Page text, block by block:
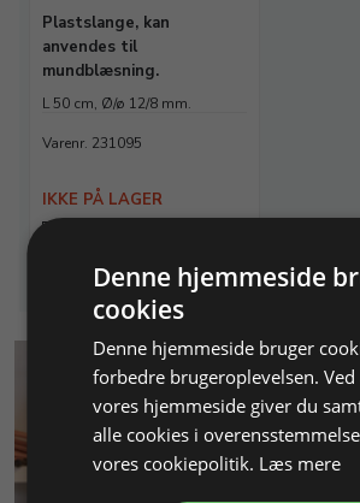
Plastslange, kan
anvendes til
mundblæsning.
L 50 cm, Ø/ø 12/8 mm.
Varenr. 231095
IKKE PÅ LAGER
Denne hjemmeside
cookies
Denne hjemmeside bruger
forbedre brugeroplevelsen.
vores hjemmeside giver du
alle cookies i
vores cookiepolitik. Læs mere